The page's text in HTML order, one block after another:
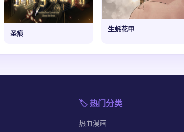
圣痕
生蚝花甲
🏷️ 热门分类
热血漫画